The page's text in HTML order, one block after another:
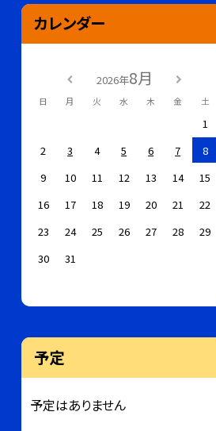
カレンダー
2026年8月
日 月 火 水 木 金 土
1
2
3 4 5 6 7
8
9
10 11 12 13 14
15
16
17 18 19 20 21
22
23
24 25 26 27 28
29
30
31
予定
予定はありません